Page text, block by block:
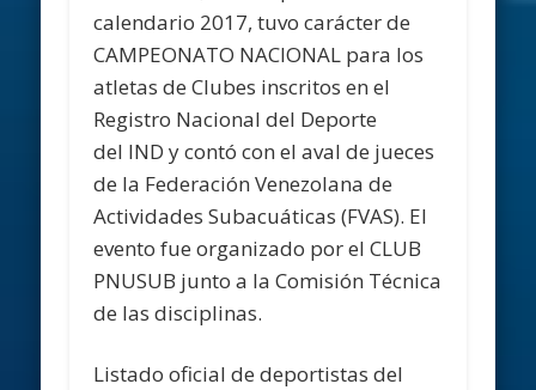
calendario 2017, tuvo carácter de
CAMPEONATO NACIONAL para los
atletas de Clubes inscritos en el
Registro Nacional del Deporte
del IND y contó con el aval de jueces
de la Federación Venezolana de
Actividades Subacuáticas (FVAS). El
evento fue organizado por el CLUB
PNUSUB junto a la Comisión Técnica
de las disciplinas.
Listado oficial de deportistas del